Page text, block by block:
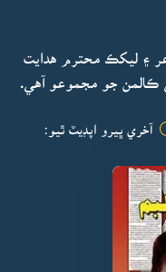
۽ ليکڪ محترم هدايت
ڪالمن جو مجموعو آهي.
آخري ڀيرو اپڊيٽ ٿيو: